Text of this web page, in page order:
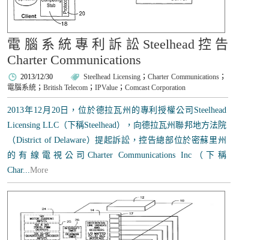
電腦系統專利訴訟Steelhead控告
Charter Communications
2013/12/30 Steelhead Licensing； Charter Communications；
電腦系統 ；British Telecom ；IPValue ；Comcast Corporation
2013年12月20日，位於德拉瓦州的專利授權公司Steelhead
Licensing LLC（下稱Steelhead），向德拉瓦州聯邦地方法院
（District of Delaware）提起訴訟，控告總部位於密蘇里州
的有線電視公司Charter Communications Inc（下稱
Char...More